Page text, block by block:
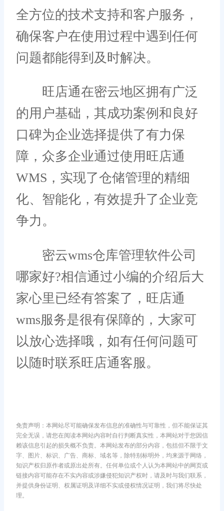
全方位的技术支持和客户服务，
确保客户在使用过程中遇到任何
问题都能得到及时解决。
旺店通在密云地区拥有广泛
的用户基础，其成功案例和良好
口碑为企业选择提供了有力保
障，众多企业通过使用旺店通
WMS，实现了仓储管理的精细
化、智能化，有效提升了企业竞
争力。
密云wms仓库管理软件公司
哪家好?相信通过小编的介绍后大
家心里已经有答案了，旺店通
wms服务是很有保障的，大家可
以放心选择哦，如有任何问题可
以随时联系旺店通客服。
免责声明：本网站尽可能确保发布信息的准确性与可靠性，但不能保证其
完全无误，请您在阅读本网站内容时自行判断真实性，本网站对于您因信
赖该信息引起的损失概不负责。本网站发布的部分内容，包括但不限于文
字、图片、标识、广告、商标、域名等，除特别标明外，均来源于网络，
知识产权归原作者或原出处所有。任何单位或个人认为本网站中的网页或
链接内容可能存在不实内容或涉嫌侵犯知识产权时，请及时与我们联系，
并提供身份证明、权属证明及详细不实或侵权情况证明，我们将尽快处
理。